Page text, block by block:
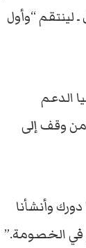
“وأول
الدعم
من وقف إلى
وأنشأنا
في الخصومة.”